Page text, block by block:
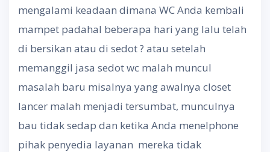
mengalami keadaan dimana WC Anda kembali
mampet padahal beberapa hari yang lalu telah
di bersikan atau di sedot ? atau setelah
memanggil jasa sedot wc malah muncul
masalah baru misalnya yang awalnya closet
lancer malah menjadi tersumbat, munculnya
bau tidak sedap dan ketika Anda menelphone
pihak penyedia layanan mereka tidak